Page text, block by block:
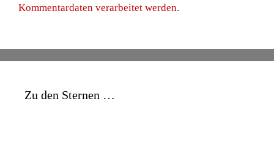
Kommentardaten verarbeitet werden.
Zu den Sternen …